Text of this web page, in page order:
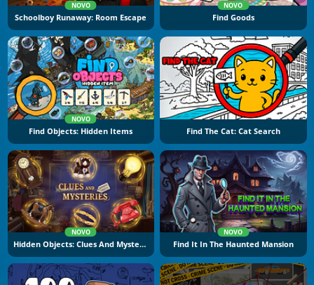
NOVO
Schoolboy Runaway: Room Escape
NOVO
Find Goods
NOVO
Find Objects: Hidden Items Find The Cat: Cat Search
NOVO
Hidden Objects: Clues And Mysteries
NOVO
Find It In The Haunted Mansion